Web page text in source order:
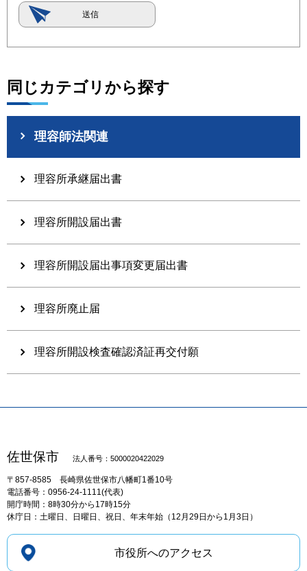
同じカテゴリから探す
理容師法関連
理容所承継届出書
理容所開設届出書
理容所開設届出事項変更届出書
理容所廃止届
理容所開設検査確認済証再交付願
佐世保市 法人番号：5000020422029
〒857-8585 長崎県佐世保市八幡町1番10号
電話番号：0956-24-1111(代表)
開庁時間：8時30分から17時15分
休庁日：土曜日、日曜日、祝日、年末年始（12月29日から1月3日）
市役所へのアクセス